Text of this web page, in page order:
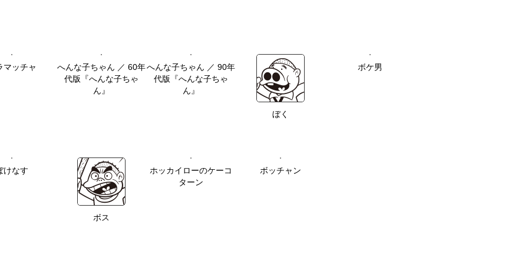
マッチャ
へんな子ちゃん ／ 60年
代版『へんな子ちゃ
ん』
へんな子ちゃん ／ 90年
代版『へんな子ちゃ
ん』
ぼく
ボケ男
けなす
ボス
ホッカイローのケーコ
ターン
ボッチャン